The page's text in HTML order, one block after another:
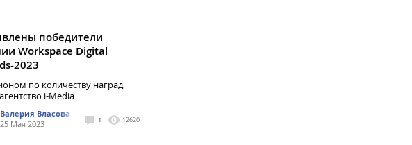
победители
Workspace Digital
2023
по количеству наград
i-Media
Валерия Власова
25 Мая 2023
1 12620